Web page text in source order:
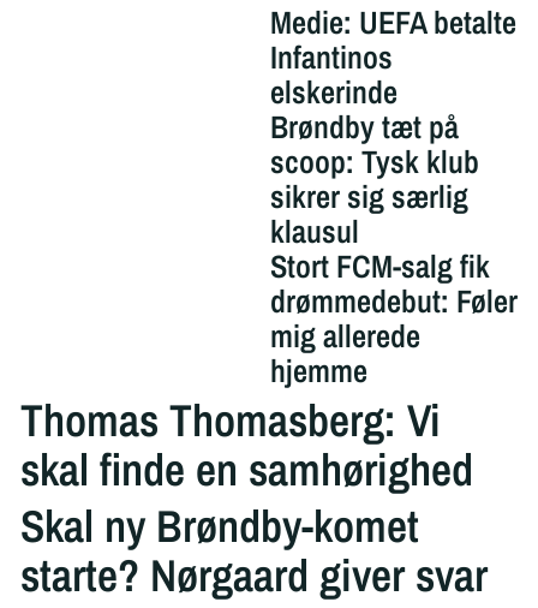
Medie: UEFA betalte
Infantinos
elskerinde
Brøndby tæt på
scoop: Tysk klub
sikrer sig særlig
klausul
Stort FCM-salg fik
drømmedebut: Føler
mig allerede
hjemme
Thomas Thomasberg: Vi
skal finde en samhørighed
Skal ny Brøndby-komet
starte? Nørgaard giver svar